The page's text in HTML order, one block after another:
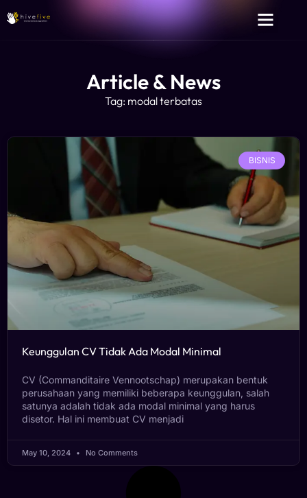
Article & News
Tag: modal terbatas
BISNIS
Keunggulan CV Tidak Ada Modal Minimal
CV (Commanditaire Vennootschap) merupakan bentuk
perusahaan yang memiliki beberapa keunggulan, salah
satunya adalah tidak ada modal minimal yang harus
disetor. Hal ini membuat CV menjadi
May 10, 2024 No Comments